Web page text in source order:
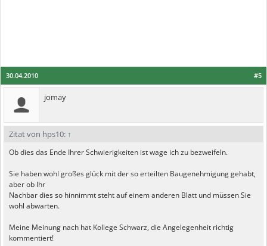
#5
30.04.2010
jomay
Zitat von hps10: ↑
Ob dies das Ende Ihrer Schwierigkeiten ist wage ich zu bezweifeln.
Sie haben wohl großes glück mit der so erteilten Baugenehmigung gehabt,
aber ob Ihr
Nachbar dies so hinnimmt steht auf einem anderen Blatt und müssen Sie
wohl abwarten.
Meine Meinung nach hat Kollege Schwarz, die Angelegenheit richtig
kommentiert!